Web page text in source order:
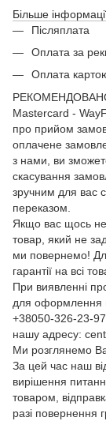
Більше
Післяплата
Оплата за
Оплата
РЕКОМЕНДОВАНО!
Mastercard -
про прийом
оплачене
з нами, ви
скасування
зручним для вас
переказом.
Якщо вас щось
товар, який не
ми повернемо!
гарантії на всі
При виявленні
для оформлення
+38050-326-23-
нашу адресу:
Ми розглянемо
За цей час наш
вирішення
товаром,
разі повернення